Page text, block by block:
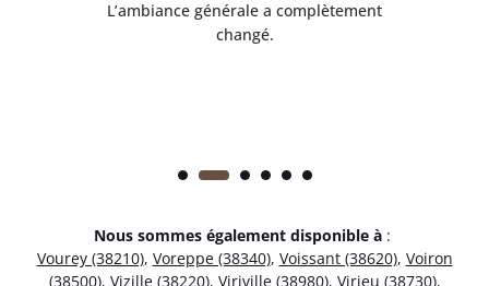
L’ambiance générale a complètement
changé.
Nous sommes également disponible à :
Vourey (38210), Voreppe (38340), Voissant (38620), Voiron
(38500), Vizille (38220), Viriville (38980), Virieu (38730),